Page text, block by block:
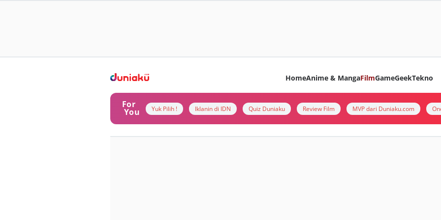
HomeAnime & MangaFilmGameGeekTekno
For
You Yuk Pilih ! Iklanin di IDN Quiz Duniaku Review Film MVP dari Duniaku.com